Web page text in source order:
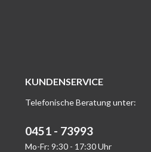
KUNDENSERVICE
Telefonische Beratung unter:
0451 - 73993
Mo-Fr: 9:30 - 17:30 Uhr